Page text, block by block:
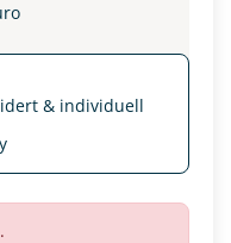
& individuell